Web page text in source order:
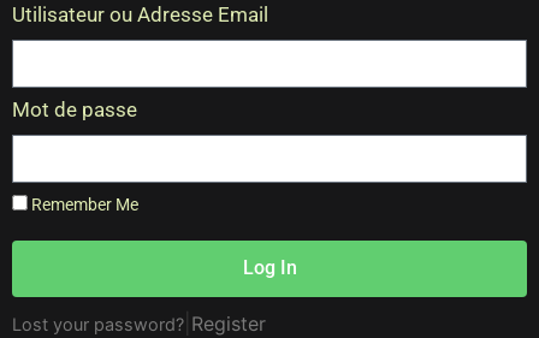
Utilisateur ou Adresse Email
Mot de passe
Remember Me
Log In
Lost your password? Register